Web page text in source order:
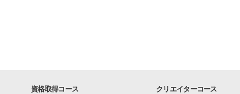
資格取得コース クリエイターコース